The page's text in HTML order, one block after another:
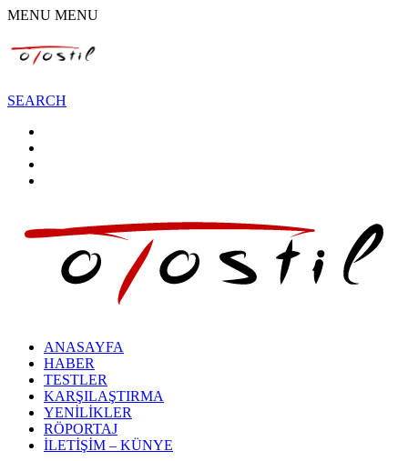
MENU MENU
SEARCH
ANASAYFA
HABER
TESTLER
KARŞILAŞTIRMA
YENİLİKLER
RÖPORTAJ
İLETİŞİM – KÜNYE